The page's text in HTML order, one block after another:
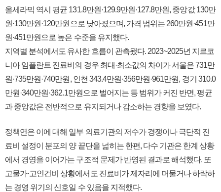
올세라믹 역시 평균 131.8만원·129.9만원·127.8만원, 중앙값 130만
원·130만원·120만원으로 낮아졌으며, 가격 범위는 260만원·451만
원·451만원으로 높은 수준을 유지했다.
지역별 분석에서도 유사한 흐름이 관측됐다. 2023~2025년 지르코
니아 임플란트 진료비의 경우 최대·최소값의 차이가 서울은 731만
원·735만원·740만원, 인천 343.4만원·356만원·961만원, 경기 310.0
만원·340만원·362.1만원으로 벌어지는 등 범위가 커진 반면, 평균
과 중앙값은 전반적으로 유지되거나 감소하는 경향을 보였다.
정책연은 이에 대해 일부 의료기관의 저수가 경쟁이나 극단적 진
료비 설정이 분포의 양 끝단을 넓히는 한편, 다수 기관은 한계 상황
에서 경영을 이어가는 구조적 문제가 반영된 결과로 해석했다. 또
고물가·고인건비 상황에서도 진료비가 제자리에 머물거나 하락하
는 경영 위기의 신호일 수 있음을 지적했다.